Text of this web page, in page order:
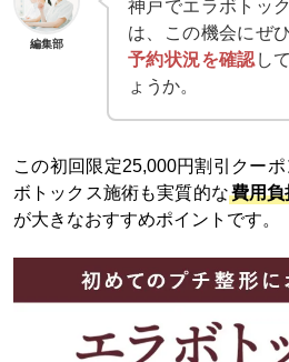
編集部
神戸でエラボトッ
は、この機会にぜひ
予約状況を確認 し
ょうか。
この初回限定25,000円割引クー
ボトックス施術も実質的な費用
が大きなおすすめポイントです。